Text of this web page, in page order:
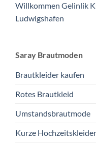
Willkommen Gelinlik
Ludwigshafen
Saray Brautmoden
Brautkleider kaufen
Rotes Brautkleid
Umstandsbrautmode
Kurze Hochzeitskleider